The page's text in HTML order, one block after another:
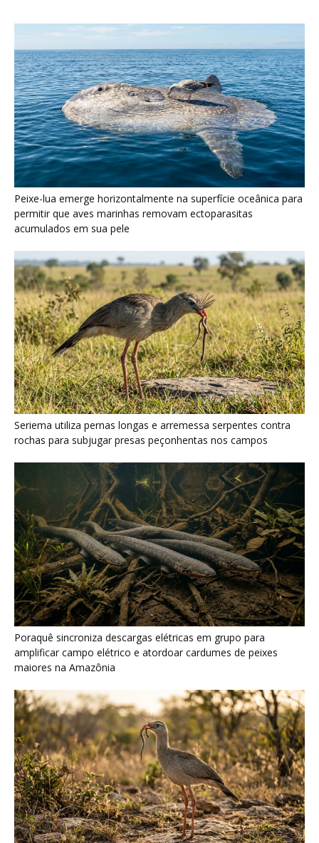
Seriema utiliza pernas longas e arremessa serpentes contra
rochas para subjugar presas peçonhentas nos campos
Poraquê sincroniza descargas elétricas em grupo para
amplificar campo elétrico e atordoar cardumes de peixes
maiores na Amazônia
Seriema combina corridas em alta velocidade e arremessos
contra rochas para imobilizar serpentes peçonhentas no
cerrado